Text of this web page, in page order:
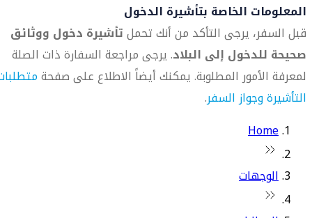
المعلومات الخاصة بتأشيرة الدخول
قبل السفر، يرجى التأكد من أنك تحملتأشيرة دخول ووثائق
صحيحة للدخول إلى البلاد. يرجى مراجعة السفارة ذات الصلة
لمعرفة الأمور المطلوبة. يمكنك أيضاً الاطلاع على صفحة
التأشيرة وجواز السفر.
Home
الوجهات